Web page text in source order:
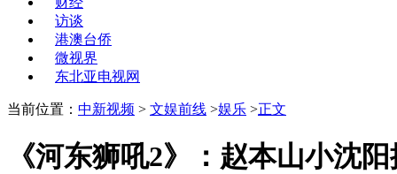
访谈
港澳台侨
微视界
东北亚电视网
当前位置： 中新视频 > 文娱前线 >娱乐 >正文
《河东狮吼2》：赵本山小沈